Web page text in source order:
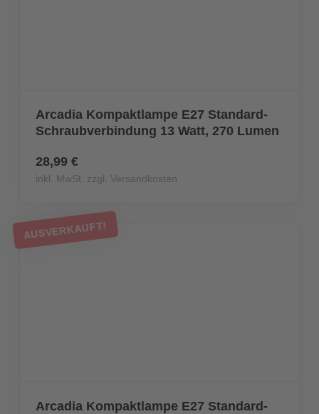
Arcadia Kompaktlampe E27 Standard-
Schraubverbindung 13 Watt, 270 Lumen
28,99 €
inkl. MwSt. zzgl. Versandkosten
Arcadia Kompaktlampe E27 Standard-
AUSVERKAUFT!